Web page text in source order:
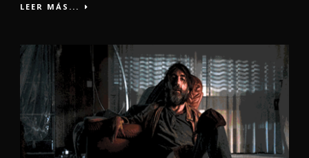
LEER MÁS...